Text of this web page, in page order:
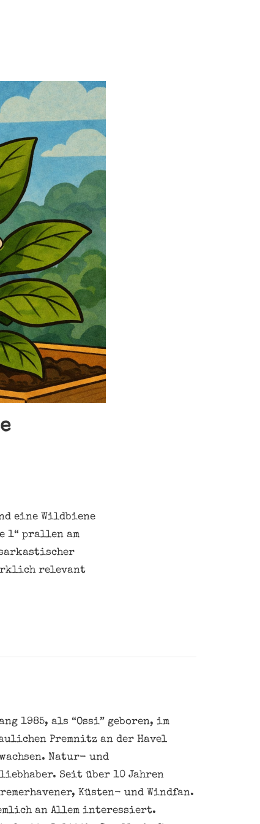
eine Wildbiene
1“ prallen am
relevant
1985, als “Ossi” geboren, im
Premnitz an der Havel
Natur- und
Seit über 10 Jahren
Küsten- und Windfan.
an Allem interessiert.